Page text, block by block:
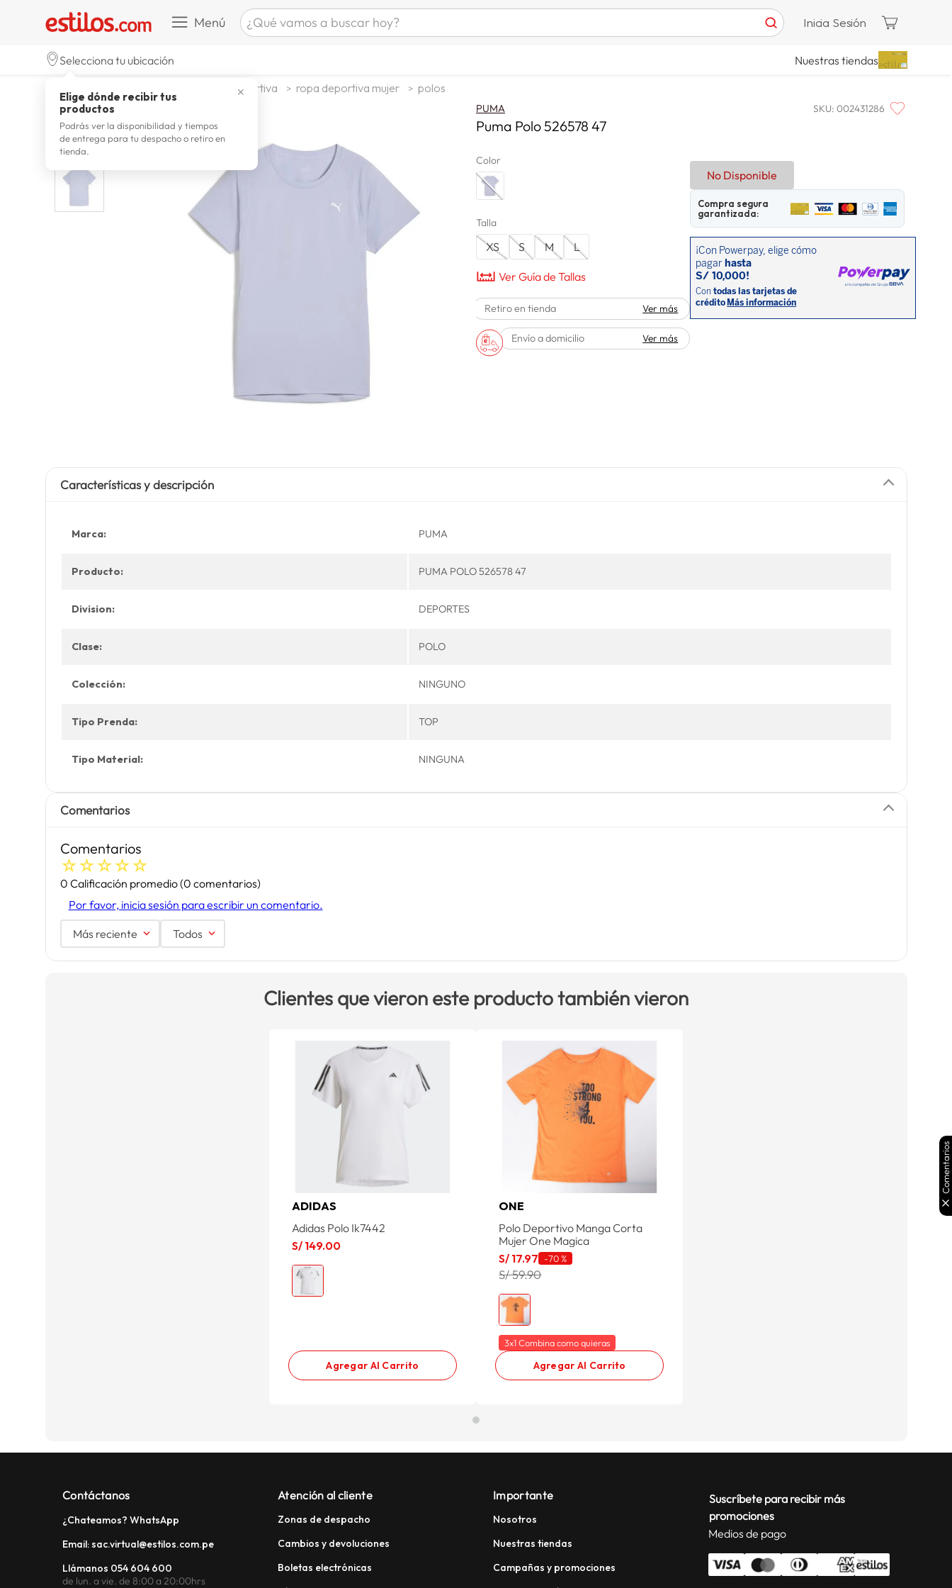
Menú ¿Qué vamos a buscar hoy?
zapatillas mujer
4. moda
zapatillas
Inicia Sesión
Selecciona tu ubicación
✕
Elige dónde recibir tus
productos
Podrás ver la disponibilidad y tiempos
de entrega para tu despacho o retiro en
tienda.
Nuestras tiendas
ropa deportiva ropa deportiva mujer polos
PUMA SKU: 002431286
Puma Polo 526578 47
Color
Talla
XS S M L
Ver Guía de Tallas
Retiro en tienda Ver más
Envío a domicilio Ver más
No Disponible
Compra segura
garantizada:
Características y descripción
Marca: PUMA
Producto: PUMA POLO 526578 47
Division: DEPORTES
Clase: POLO
Colección: NINGUNO
Tipo Prenda: TOP
Tipo Material: NINGUNA
Comentarios
Comentarios
☆☆☆☆☆
0 Calificación promedio(0 comentarios)
Por favor, inicia sesión para escribir un comentario.
Más reciente Todos
Clientes que vieron este producto también vieron
ADIDAS
Adidas Polo Ik7442
S/ 149.00
Agregar Al Carrito
ONE
Polo Deportivo Manga Corta
Mujer One Magica
S/ 17.97 -70 %
S/ 59.90
3x1 Combina como quieras
Agregar Al Carrito
Contáctanos
¿Chateamos? WhatsApp
Email: sac.virtual@estilos.com.pe
Llámanos 054 604 600
de lun. a vie. de 8:00 a 20:00hrs
Atención al cliente
Zonas de despacho
Cambios y devoluciones
Boletas electrónicas
Importante
Nosotros
Nuestras tiendas
Campañas y promociones
Suscríbete para recibir más
promociones
Medios de pago
Comentarios